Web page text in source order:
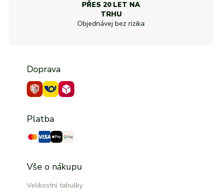
PŘES 20 LET NA
TRHU
Objednávej bez rizika
Doprava
Platba
Vše o nákupu
Velikostní tabulky